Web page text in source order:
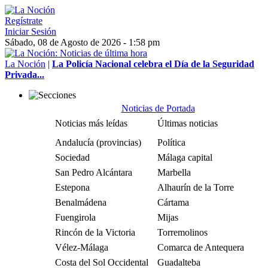
Regístrate
Iniciar Sesión
Sábado, 08 de Agosto de 2026 - 1:58 pm
La Noción | La Policía Nacional celebra el Día de la Seguridad
Privada...
Noticias de Portada
Noticias más leídas
Últimas noticias
Andalucía (provincias)
Política
Sociedad
Málaga capital
San Pedro Alcántara
Marbella
Estepona
Alhaurín de la Torre
Benalmádena
Cártama
Fuengirola
Mijas
Rincón de la Victoria
Torremolinos
Vélez-Málaga
Comarca de Antequera
Costa del Sol Occidental
Guadalteba